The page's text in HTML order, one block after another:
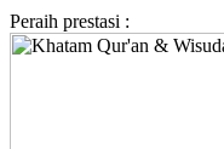
Peraih prestasi :